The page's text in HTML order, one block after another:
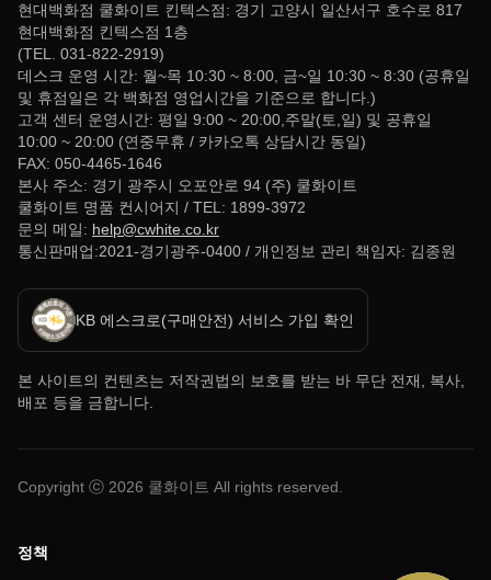
현대백화점 쿨화이트 킨텍스점: 경기 고양시 일산서구 호수로 817
현대백화점 킨텍스점 1층
(TEL. 031-822-2919)
데스크 운영 시간: 월~목 10:30 ~ 8:00, 금~일 10:30 ~ 8:30 (공휴일
및 휴점일은 각 백화점 영업시간을 기준으로 합니다.)
고객 센터 운영시간: 평일 9:00 ~ 20:00,주말(토,일) 및 공휴일
10:00 ~ 20:00 (연중무휴 / 카카오톡 상담시간 동일)
FAX: 050-4465-1646
본사 주소: 경기 광주시 오포안로 94 (주) 쿨화이트
쿨화이트 명품 컨시어지 / TEL: 1899-3972
문의 메일: help@cwhite.co.kr
통신판매업:2021-경기광주-0400 / 개인정보 관리 책임자: 김종원
KB 에스크로(구매안전) 서비스 가입 확인
본 사이트의 컨텐츠는 저작권법의 보호를 받는 바 무단 전재, 복사,
배포 등을 금합니다.
Copyright ⓒ 2026 쿨화이트 All rights reserved.
정책